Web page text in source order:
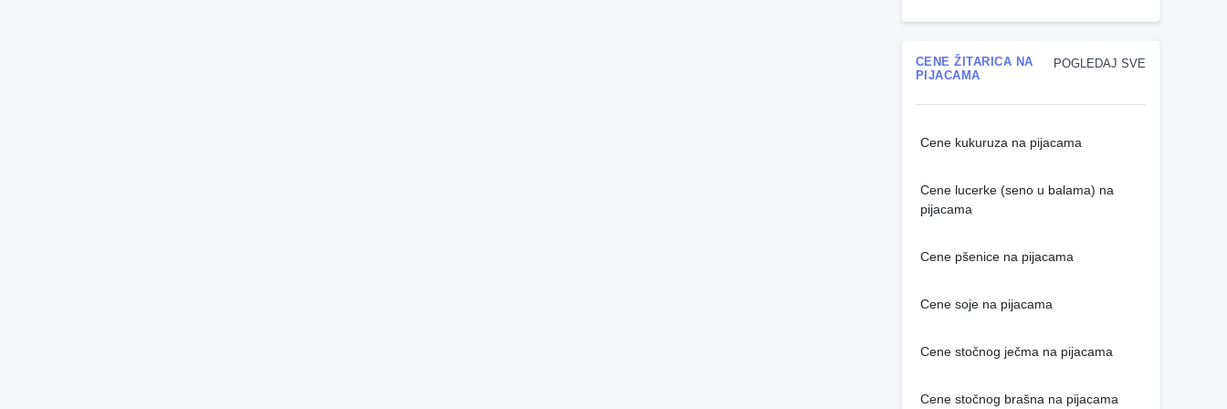
POGLEDAJ SVE
CENE ŽITARICA NA
PIJACAMA
Cene kukuruza na pijacama
Cene lucerke (seno u balama) na
pijacama
Cene pšenice na pijacama
Cene soje na pijacama
Cene stočnog ječma na pijacama
Cene stočnog brašna na pijacama